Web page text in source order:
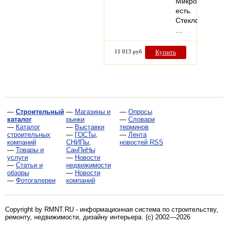
есть.
Стеклопакеты:
11 013 руб Купить
— Строительный
каталог
— Каталог
строительных
компаний
— Товары и
услуги
— Статьи и
обзоры
— Фотогалереи
— Магазины и
рынки
— Выставки
— ГОСТы,
СНИПы,
СанПиНы
— Новости
недвижимости
— Новости
компаний
— Опросы
— Словари
терминов
— Лента
новостей RSS
Copyright by RMNT.RU - информационная система по строительству,
ремонту, недвижимости, дизайну интерьера. (c) 2002—2026